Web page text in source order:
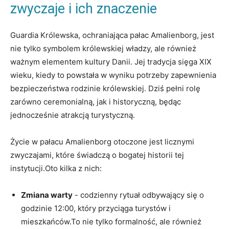
zwyczaje i ich znaczenie
Guardia Królewska, ochraniająca‍ pałac Amalienborg,⁢ jest
nie‌ tylko symbolem królewskiej⁤ władzy, ale również
ważnym elementem kultury Danii. Jej⁤ tradycja⁣ sięga XIX⁢
wieku, kiedy to powstała w wyniku potrzeby zapewnienia
⁣bezpieczeństwa rodzinie królewskiej. Dziś pełni rolę
zarówno ceremonialną, jak i historyczną, ‍będąc
jednocześnie atrakcją turystyczną.
Życie⁤ w ‌pałacu Amalienborg otoczone⁢ jest⁣ licznymi
zwyczajami, które​ świadczą o⁤ bogatej historii⁤ tej
instytucji.Oto kilka z nich:
Zmiana warty -⁤ codzienny ‌rytuał odbywający się o
godzinie 12:00, który przyciąga turystów⁣ i
mieszkańców.To nie⁣ tylko formalność,⁢ ale również